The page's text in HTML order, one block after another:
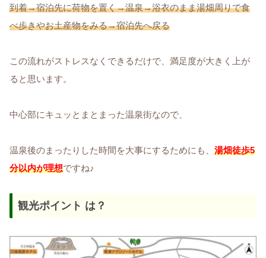
到着→宿泊先に荷物を置く→温泉→浴衣のまま湯畑周りで食
べ歩きやお土産物をみる→宿泊先へ戻る
この流れがストレスなくできるだけで、満足度が大きく上が
ると思います。
中心部にキュッとまとまった温泉街なので、
温泉後のまったりした時間を大事にするためにも、 湯畑徒歩5
分以内が理想ですね♪
観光ポイント は？